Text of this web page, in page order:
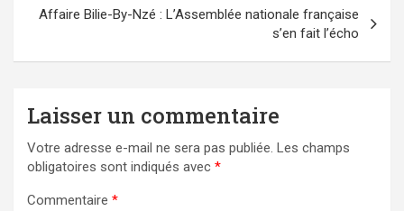
Affaire Bilie-By-Nzé : L’Assemblée nationale française
s’en fait l’écho
Laisser un commentaire
Votre adresse e-mail ne sera pas publiée. Les champs
obligatoires sont indiqués avec *
Commentaire *